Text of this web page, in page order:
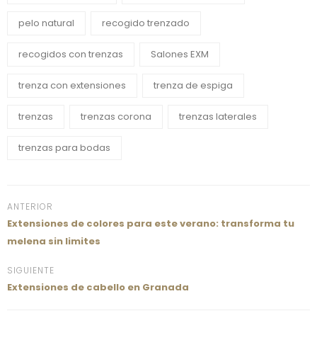
pelo natural recogido trenzado
recogidos con trenzas Salones EXM
trenza con extensiones trenza de espiga
trenzas trenzas corona trenzas laterales
trenzas para bodas
ANTERIOR
Extensiones de colores para este verano: transforma tu
melena sin limites
SIGUIENTE
Extensiones de cabello en Granada